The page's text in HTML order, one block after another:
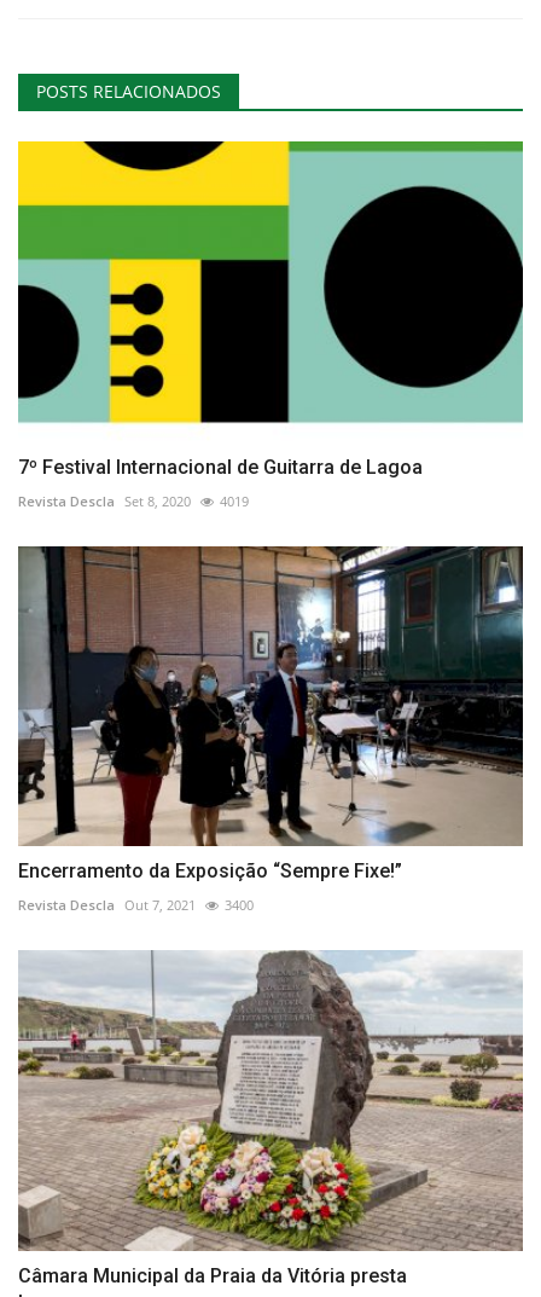
POSTS RELACIONADOS
7º Festival Internacional de Guitarra de Lagoa
Revista Descla Set 8, 2020 4019
Encerramento da Exposição “Sempre Fixe!”
Revista Descla Out 7, 2021 3400
Câmara Municipal da Praia da Vitória presta